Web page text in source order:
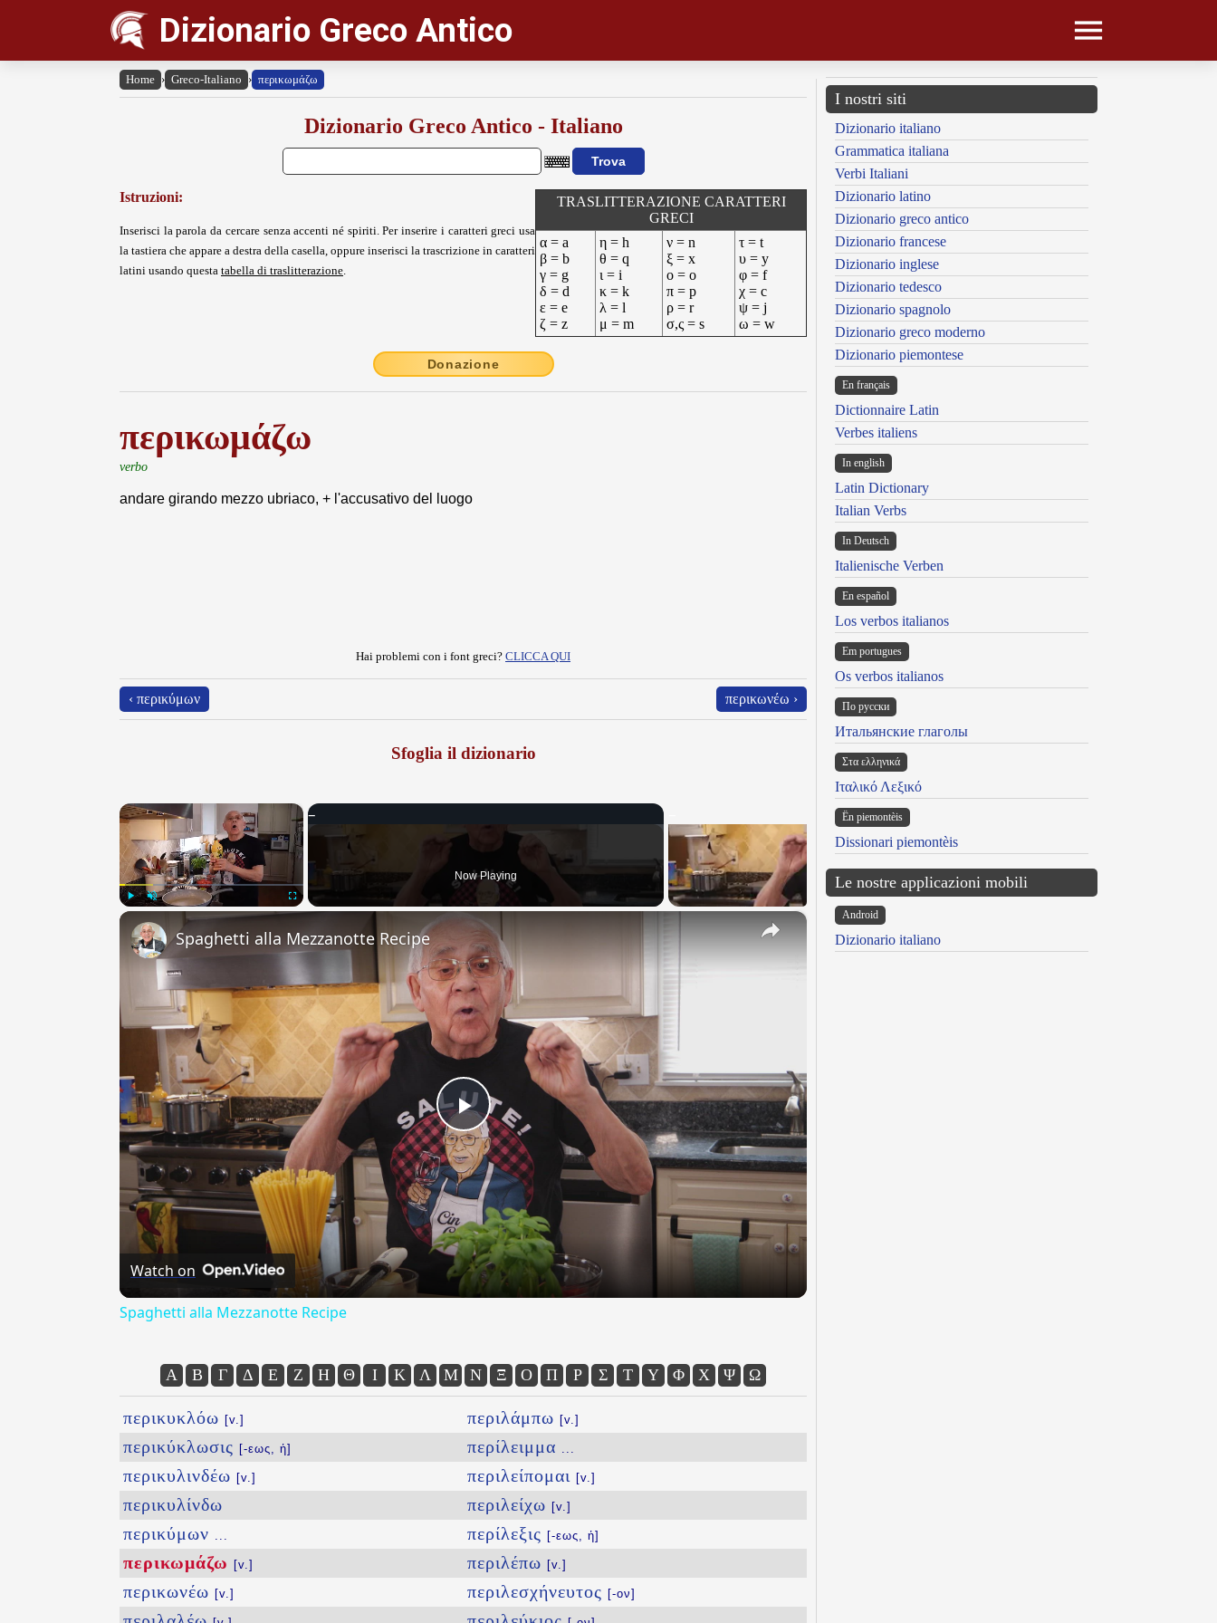
Dizionario Greco Antico
Home › Greco-Italiano › περικωμάζω
Dizionario Greco Antico - Italiano
Istruzioni:
Inserisci la parola da cercare senza accenti né spiriti. Per inserire i caratteri greci usa
la tastiera che appare a destra della casella, oppure inserisci la trascrizione in caratteri
latini usando questa tabella di traslitterazione.
TRASLITTERAZIONE CARATTERI
GRECI
α = a
β = b
γ = g
δ = d
ε = e
ζ = z
η = h
θ = q
ι = i
κ = k
λ = l
μ = m
ν = n
ξ = x
ο = o
π = p
ρ = r
σ,ς = s
τ = t
υ = y
φ = f
χ = c
ψ = j
ω = w
Donazione
περικωμάζω
verbo
andare girando mezzo ubriaco, + l'accusativo del luogo
Hai problemi con i font greci? CLICCA QUI
‹ περικύμων περικωνέω ›
Sfoglia il dizionario
×
Fullscreen
Now Playing
×
Play
Video
Spaghetti alla Mezzanotte Recipe
Watch on
Spaghetti alla Mezzanotte Recipe
Α Β Γ Δ Ε Ζ Η Θ Ι Κ Λ Μ Ν Ξ Ο Π Ρ Σ Τ Υ Φ Χ Ψ Ω
περικυκλόω [v.]
περικύκλωσις [-εως, ἡ]
περικυλινδέω [v.]
περικυλίνδω
περικύμων
περικωμάζω [v.]
περικωνέω [v.]
περιλάμπω [v.]
περίλειμμα
περιλείπομαι [v.]
περιλείχω [v.]
περίλεξις [-εως, ἡ]
περιλέπω [v.]
περιλεσχήνευτος [-ον]
I nostri siti
Dizionario italiano
Grammatica italiana
Verbi Italiani
Dizionario latino
Dizionario greco antico
Dizionario francese
Dizionario inglese
Dizionario tedesco
Dizionario spagnolo
Dizionario greco moderno
Dizionario piemontese
En français
Dictionnaire Latin
Verbes italiens
In english
Latin Dictionary
Italian Verbs
In Deutsch
Italienische Verben
En español
Los verbos italianos
Em portugues
Os verbos italianos
По русски
Итальянские глаголы
Στα ελληνικά
Ιταλικό Λεξικό
Ën piemontèis
Dissionari piemontèis
Le nostre applicazioni mobili
Android
Dizionario italiano